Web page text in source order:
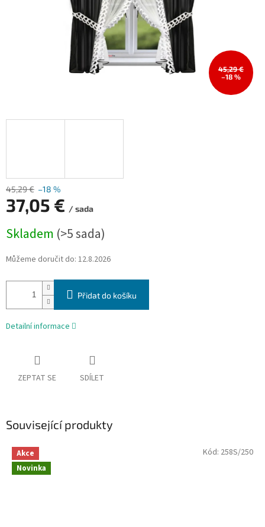
45,29 €
–18 %
45,29 € –18 %
37,05 € / sada
cena:
Skladem (>5 sada)
Můžeme doručit do: 12.8.2026
Přidat do košíku
Detailní informace
ZEPTAT SE SDÍLET
Související produkty
Akce
Novinka
Kód: 258S/250